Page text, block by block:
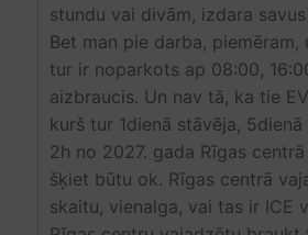
stundu vai divām, izdara
Bet man pie darba, piemēram,
tur ir noparkots ap 08:00,
aizbraucis. Un nav tā, ka tie
kurš tur 1dienā stāvēja,
2h no 2027. gada Rīgas
šķiet būtu ok. Rīgas centrā
skaitu, vienalga, vai tas ir ICE